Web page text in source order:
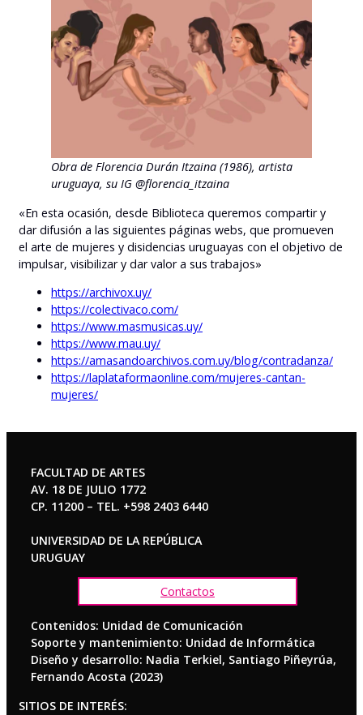
Obra de Florencia Durán Itzaina (1986), artista
uruguaya, su IG @florencia_itzaina
«En esta ocasión, desde Biblioteca queremos compartir y
dar difusión a las siguientes páginas webs, que promueven
el arte de mujeres y disidencias uruguayas con el objetivo de
impulsar, visibilizar y dar valor a sus trabajos»
https://archivox.uy/
https://colectivaco.com/
https://www.masmusicas.uy/
https://www.mau.uy/
https://amasandoarchivos.com.uy/blog/contradanza/
https://laplataformaonline.com/mujeres-cantan-
mujeres/
FACULTAD DE ARTES
AV. 18 DE JULIO 1772
CP. 11200 – TEL. +598 2403 6440
UNIVERSIDAD DE LA REPÚBLICA
URUGUAY
Contactos
Contenidos: Unidad de Comunicación
Soporte y mantenimiento: Unidad de Informática
Diseño y desarrollo: Nadia Terkiel, Santiago Piñeyrúa,
Fernando Acosta (2023)
SITIOS DE INTERÉS: